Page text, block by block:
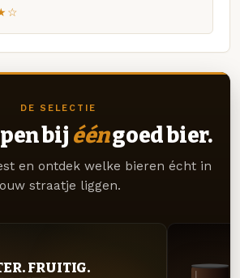
DE SELECTIE
bij ééngoed bier.
en ontdek welke bieren écht in
straatje liggen.
FRUITIG.